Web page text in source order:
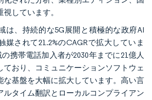
しています。
は、持続的な5G展開と積極的な政府AI
媒されて21.2%のCAGRで拡大していま
携帯電話加入者が2030年までに21億人
ており、コミュニケーションソフトウェ
な基盤を大幅に拡大しています。高い言
ルタイム翻訳とローカルコンプライアン